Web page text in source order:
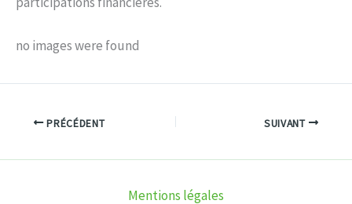
no images were found
PRÉCÉDENT SUIVANT
Mentions légales